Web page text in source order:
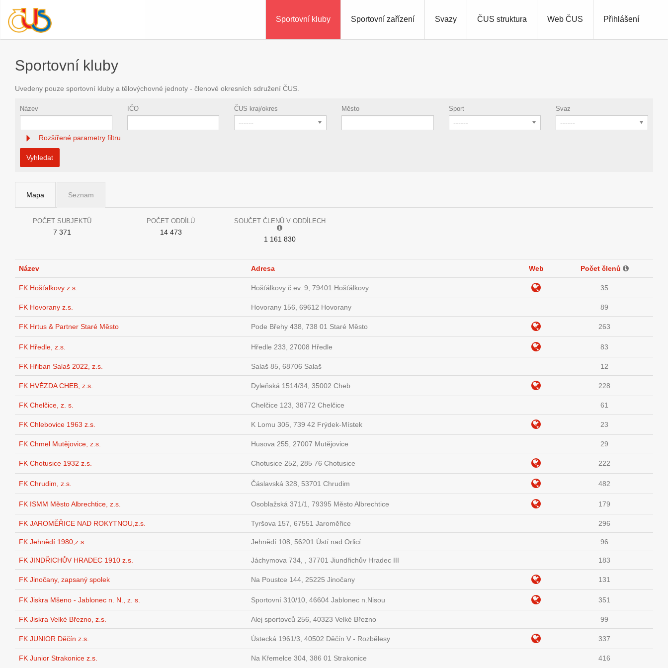
Přihlášení
Sportovní kluby Sportovní zařízení Svazy ČUS struktura Web ČUS
Sportovní kluby
Uvedeny pouze sportovní kluby a tělovýchovné jednoty - členové okresních sdružení ČUS.
Název IČO ČUS kraj/okres
------
Město Sport
------
Svaz
------
Rozšířené parametry filtru
Vyhledat
Mapa Seznam
POČET SUBJEKTŮ
7 371
POČET ODDÍLŮ
14 473
SOUČET ČLENŮ V ODDÍLECH
1 161 830
Název Adresa Web Počet členů
FK Hošťalkovy z.s. Hošťálkovy č.ev. 9, 79401 Hošťálkovy 35
FK Hovorany z.s. Hovorany 156, 69612 Hovorany 89
FK Hrtus & Partner Staré Město Pode Břehy 438, 738 01 Staré Město 263
FK Hředle, z.s. Hředle 233, 27008 Hředle 83
FK Hřiban Salaš 2022, z.s. Salaš 85, 68706 Salaš 12
FK HVĚZDA CHEB, z.s. Dyleňská 1514/34, 35002 Cheb 228
FK Chelčice, z. s. Chelčice 123, 38772 Chelčice 61
FK Chlebovice 1963 z.s. K Lomu 305, 739 42 Frýdek-Místek 23
FK Chmel Mutějovice, z.s. Husova 255, 27007 Mutějovice 29
FK Chotusice 1932 z.s. Chotusice 252, 285 76 Chotusice 222
FK Chrudim, z.s. Čáslavská 328, 53701 Chrudim 482
FK ISMM Město Albrechtice, z.s. Osoblažská 371/1, 79395 Město Albrechtice 179
FK JAROMĚŘICE NAD ROKYTNOU,z.s. Tyršova 157, 67551 Jaroměřice 296
FK Jehnědí 1980,z.s. Jehnědí 108, 56201 Ústí nad Orlicí 96
FK JINDŘICHŮV HRADEC 1910 z.s. Jáchymova 734, , 37701 Jiundřichův Hradec III 183
FK Jinočany, zapsaný spolek Na Poustce 144, 25225 Jinočany 131
FK Jiskra Mšeno - Jablonec n. N., z. s. Sportovní 310/10, 46604 Jablonec n.Nisou 351
FK Jiskra Velké Březno, z.s. Alej sportovců 256, 40323 Velké Březno 99
FK JUNIOR Děčín z.s. Ústecká 1961/3, 40502 Děčín V - Rozbělesy 337
FK Junior Strakonice z.s. Na Křemelce 304, 386 01 Strakonice 416